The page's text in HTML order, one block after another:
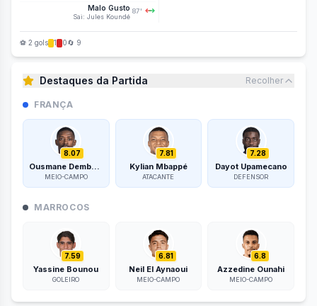
87'
Malo Gusto
Sai: Jules Koundé
⚽ 2 gols 1 0🔄 9
Destaques da Partida Recolher
FRANÇA
8.07
Ousmane Dembélé
MEIO-CAMPO
7.81
Kylian Mbappé
ATACANTE
7.28
Dayot Upamecano
DEFENSOR
MARROCOS
7.59
Yassine Bounou
GOLEIRO
6.81
Neil El Aynaoui
MEIO-CAMPO
6.8
Azzedine Ounahi
MEIO-CAMPO